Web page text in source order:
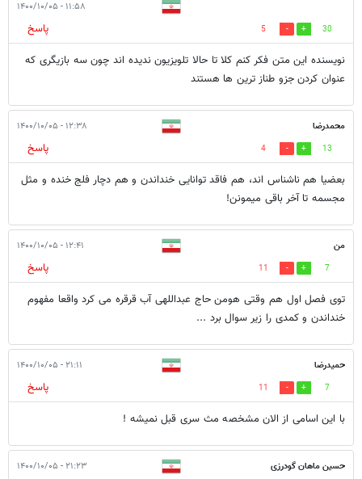
۱۱:۵۸ - ۱۴۰۰/۱۰/۰۵
30
5
پاسخ
نویسنده این متن فکر کنم کلا تا حالا تلویزیون ندیده اند چون سه بازیگری که
عنوان کردن جزو طناز ترین ها هستند
محمدرضا ۱۲:۳۸ - ۱۴۰۰/۱۰/۰۵
13
4
پاسخ
بعضیا هم ناشناس اند، هم فاقد توانایی خنداندن و هم دچار فلج خنده و مثل
مجسمه تا آخر باقی میمونن!
من ۱۲:۴۱ - ۱۴۰۰/۱۰/۰۵
7
11
پاسخ
توی فصل اول هم وقتی هومن حاج عبداللهی آب قرقره می کرد واقعا مفهوم
خنداندن و کمدی را زیر سوال برد ...
حمیدرضا ۲۱:۱۱ - ۱۴۰۰/۱۰/۰۵
7
11
پاسخ
با این اسامی از الان مشخصه مث سری قبل نمیشه !
حسین ماهان گودرزی ۲۱:۲۳ - ۱۴۰۰/۱۰/۰۵